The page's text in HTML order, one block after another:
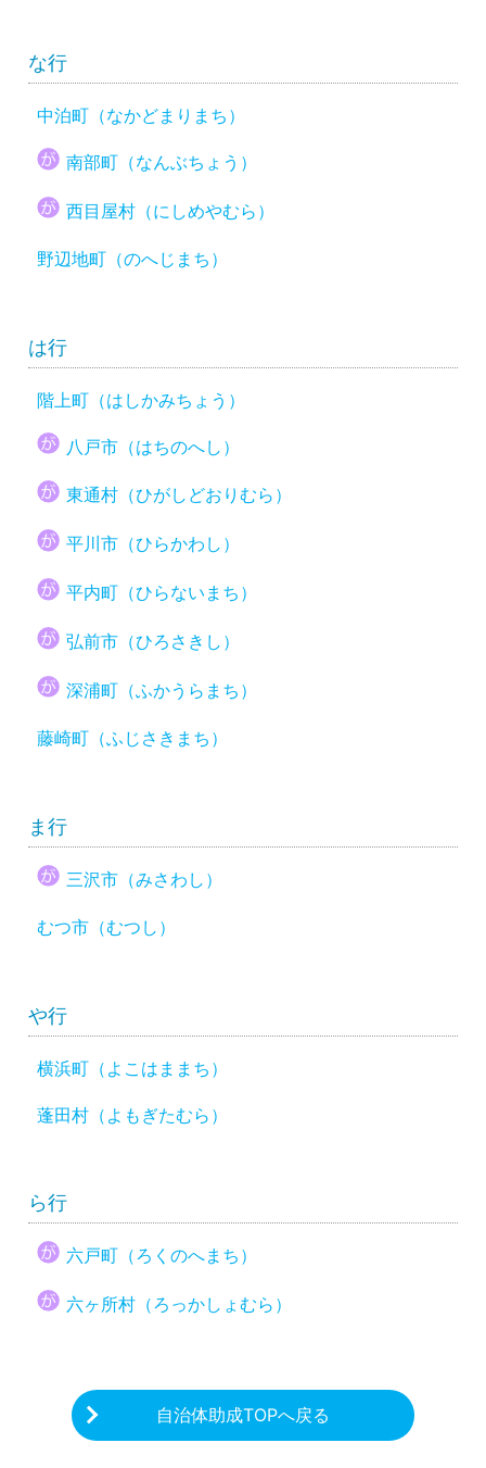
な行
中泊町（なかどまりまち）
南部町（なんぶちょう）
西目屋村（にしめやむら）
野辺地町（のへじまち）
は行
階上町（はしかみちょう）
八戸市（はちのへし）
東通村（ひがしどおりむら）
平川市（ひらかわし）
平内町（ひらないまち）
弘前市（ひろさきし）
深浦町（ふかうらまち）
藤崎町（ふじさきまち）
ま行
三沢市（みさわし）
むつ市（むつし）
や行
横浜町（よこはままち）
蓬田村（よもぎたむら）
ら行
六戸町（ろくのへまち）
六ヶ所村（ろっかしょむら）
自治体助成TOPへ戻る